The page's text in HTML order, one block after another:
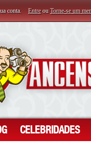
conta. Entreou Torne-se um
CELEBRIDADES